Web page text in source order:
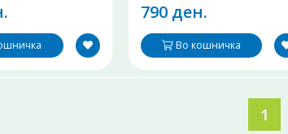
Балансирачки
регенератор со
коприва и прополис
250ml
790 ден.
Во кошничка
1